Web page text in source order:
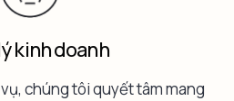
kinh doanh
chúng tôi quyết tâm mang